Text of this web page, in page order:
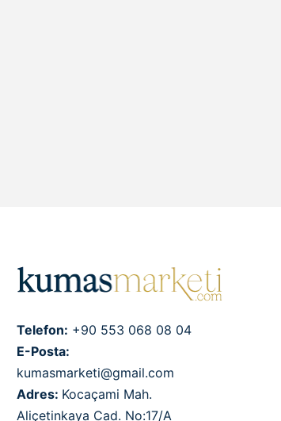
Telefon: +90 553 068 08 04
E-Posta:
kumasmarketi@gmail.com
Adres: Kocaçami Mah.
Aliçetinkaya Cad. No:17/A